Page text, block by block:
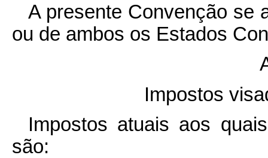
A presente Convenção se
ou de ambos os Estados
Impostos
Impostos atuais aos
são: